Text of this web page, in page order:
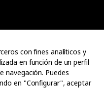
con fines analíticos y
en función de un perfil
navegación. Puedes
en "Configurar", aceptar